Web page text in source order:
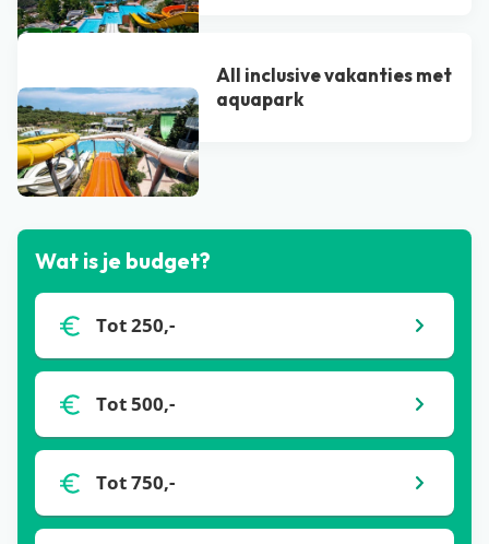
All inclusive vakanties met
aquapark
Bekijk alle blogs
Wat is je budget?
Tot 250,-
Tot 500,-
Tot 750,-